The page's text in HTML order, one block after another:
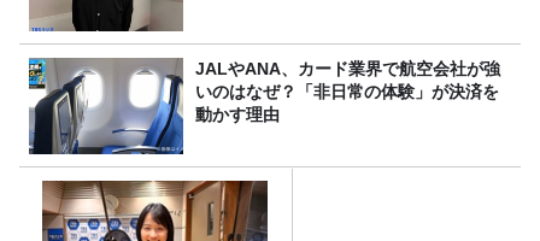
JALやANA、カード業界で航空会社が強
いのはなぜ？「非日常の体験」が決済を
動かす理由